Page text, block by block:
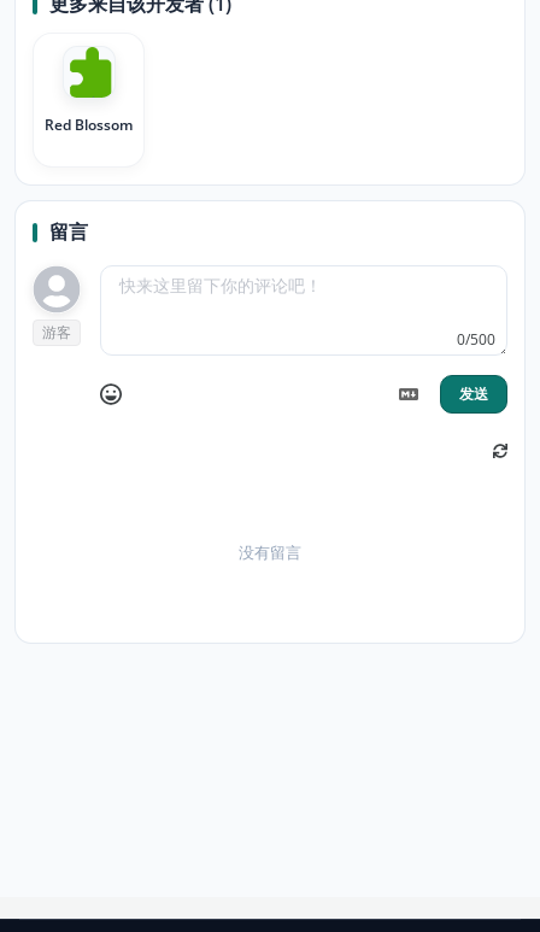
Red Blossom
留言
游客 0/500
发送
没有留言